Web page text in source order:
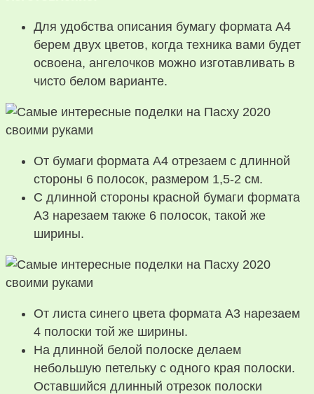
Для удобства описания бумагу формата А4
берем двух цветов, когда техника вами будет
освоена, ангелочков можно изготавливать в
чисто белом варианте.
От бумаги формата А4 отрезаем с длинной
стороны 6 полосок, размером 1,5-2 см.
С длинной стороны красной бумаги формата
А3 нарезаем также 6 полосок, такой же
ширины.
От листа синего цвета формата А3 нарезаем
4 полоски той же ширины.
На длинной белой полоске делаем
небольшую петельку с одного края полоски.
Оставшийся длинный отрезок полоски